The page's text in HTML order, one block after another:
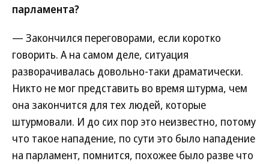
парламента?
— Закончился переговорами, если коротко
говорить. А на самом деле, ситуация
разворачивалась довольно-таки драматически.
Никто не мог представить во время штурма, чем
она закончится для тех людей, которые
штурмовали. И до сих пор это неизвестно, потому
что такое нападение, по сути это было нападение
на парламент, помнится, похожее было разве что